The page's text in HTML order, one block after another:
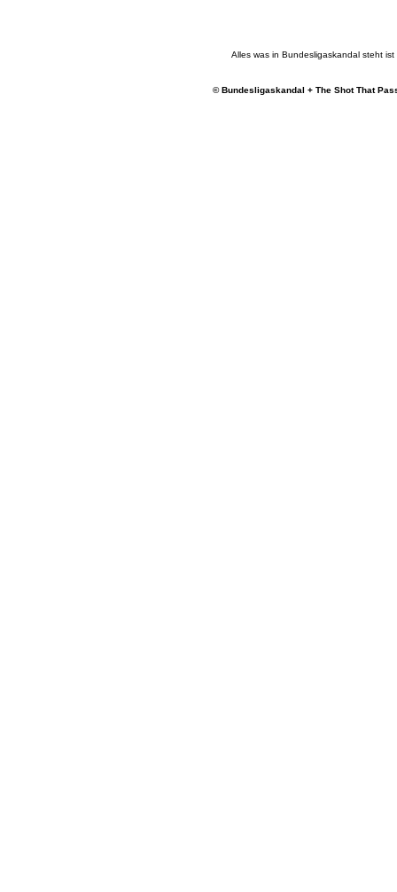
Alles was in Bundesligaskandal steht
© Bundesligaskandal + The Shot That